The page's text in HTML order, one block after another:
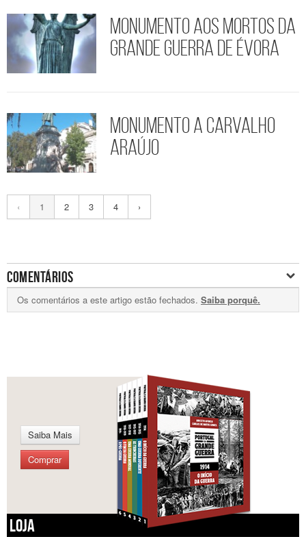
Monumento aos Mortos da
Grande Guerra de Évora
Monumento a Carvalho
Araújo
‹ 1 2 3 4 ›
COMENTÁRIOS
Os comentários a este artigo estão fechados. Saiba porquê.
Saiba Mais
Comprar
LOJA